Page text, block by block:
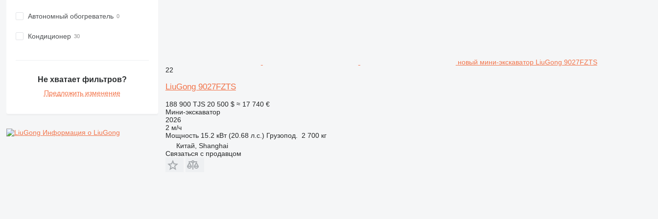
Автономный обогреватель
Кондиционер
Не хватает фильтров?
Предложить изменение
Информация о LiuGong
новый мини-экскаватор LiuGong 9027FZTS
22
LiuGong 9027FZTS
188 900 TJS 20 500 $ ≈ 17 740 €
Мини-экскаватор
2026
2 м/ч
Мощность 15.2 кВт (20.68 л.с.) Грузопод.
2 700 кг
Китай, Shanghai
Связаться с продавцом